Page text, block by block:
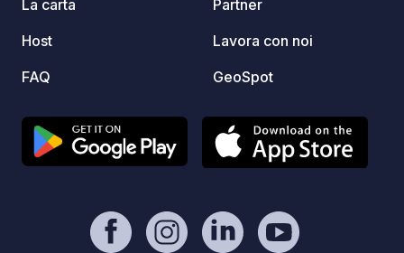
La carta
Host
FAQ
Partner
Lavora con noi
GeoSpot